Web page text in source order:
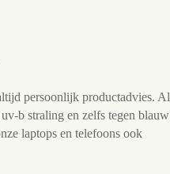
persoonlijk productadvies. Al
b straling en zelfs tegen blauw
laptops en telefoons ook